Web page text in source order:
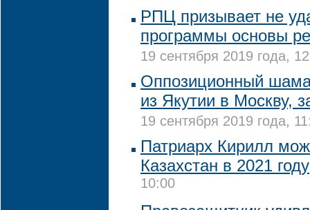
РПЦ призывает не
программы основы
19 сентября 2019 года,
Оппозиционный
из Якутии в Москву,
19 сентября 2019 года,
Патриарх Кирилл
Казахстан в 2021 году
10:00